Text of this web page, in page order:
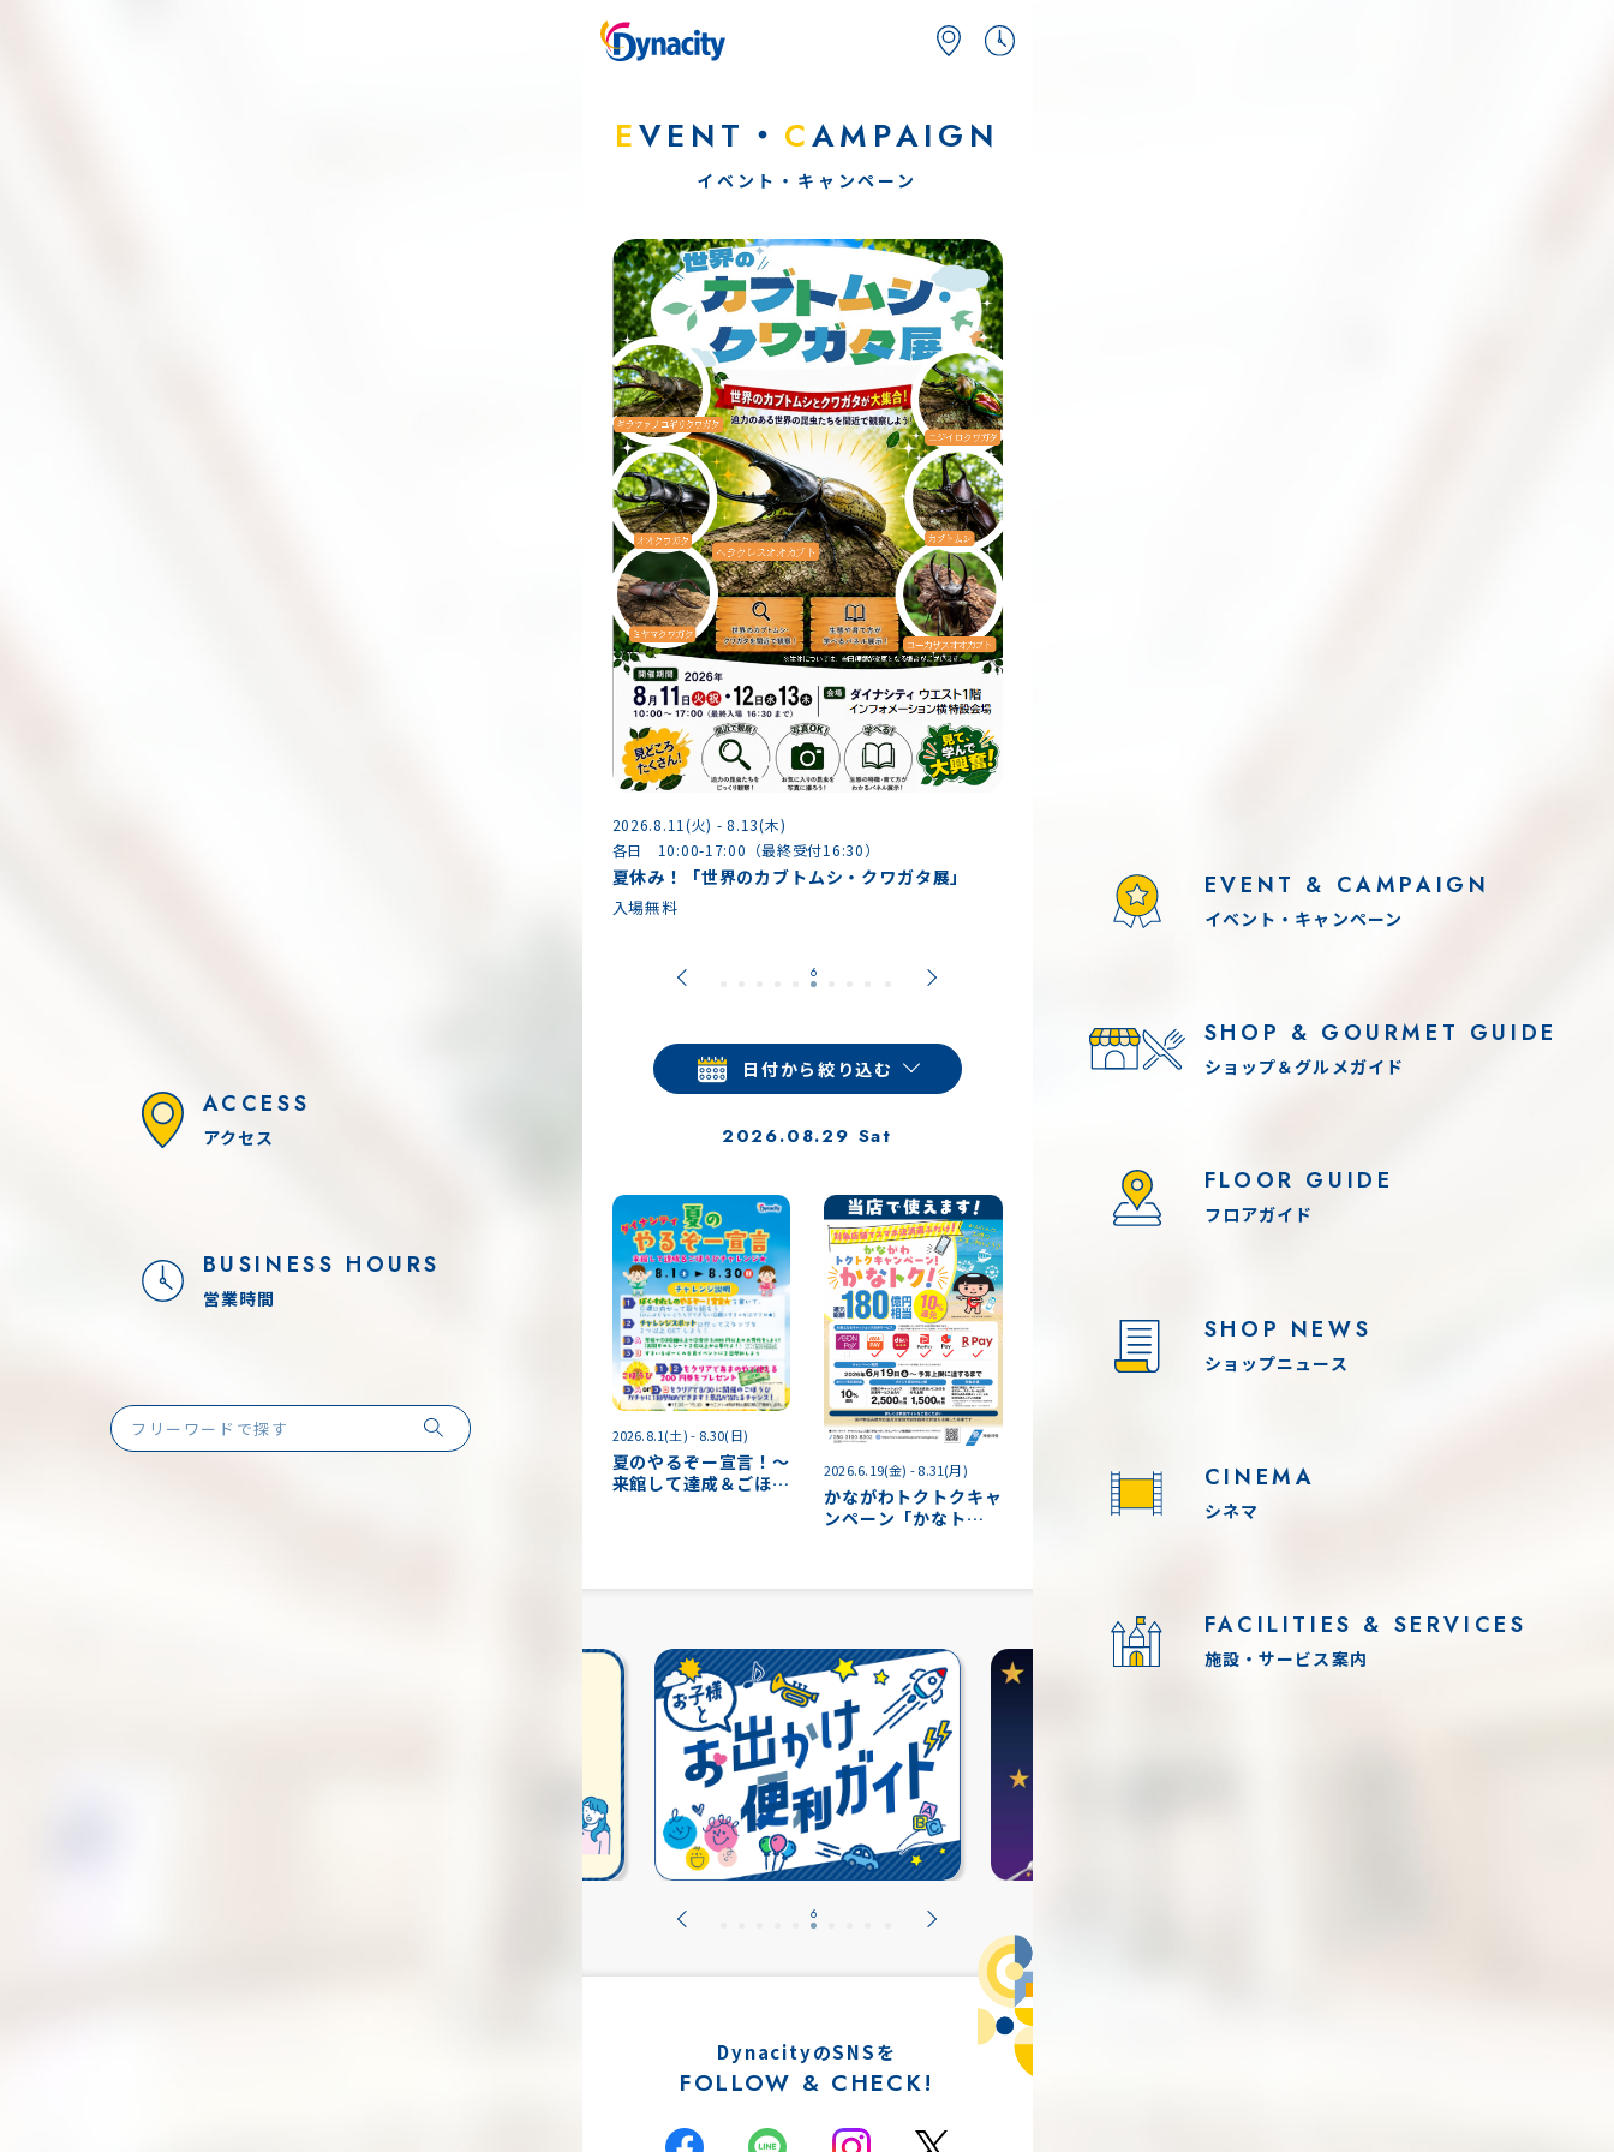
EVENT・ CAMPAIGN
イベント・キャンペーン
2026.8.11(火) - 8.13(木)
各日 10:00-17:00（最終受付16:30）
夏休み！「世界のカブトムシ・クワガタ展」
入場無料
夏休み！熱海廃墟動物園より「昆虫探検隊」が
やってくる！！
日付から絞り込む
2026.08.29 Sat
2026.8.1(土) - 8.30(日)
夏のやるぞー宣言！～
来館して達成＆ごほう
2026.6.19(金) - 8.31(月)
かながわトクトクキャ
ンペーン「かなト
DynacityのSNSを
FOLLOW & CHECK!
ACCESS
アクセス
BUSINESS HOURS
営業時間
EVENT & CAMPAIGN
イベント・キャンペーン
SHOP & GOURMET GUIDE
ショップ＆グルメガイド
FLOOR GUIDE
フロアガイド
SHOP NEWS
ショップニュース
CINEMA
シネマ
FACILITIES & SERVICES
施設・サービス案内